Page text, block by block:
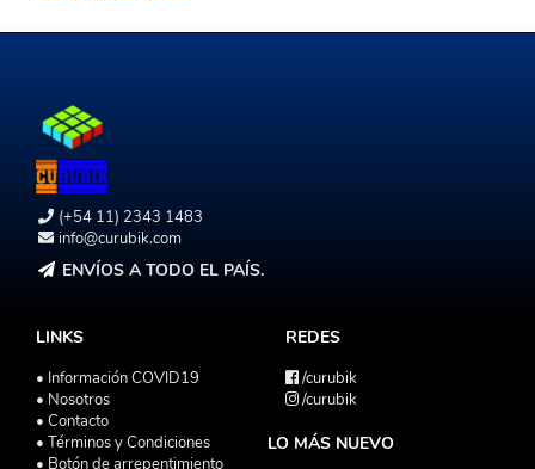
(+54 11) 2343 1483
info@curubik.com
ENVÍOS A TODO EL PAÍS.
LINKS
• Información COVID19
• Nosotros
• Contacto
• Términos y Condiciones
• Botón de arrepentimiento
REDES
/curubik
/curubik
LO MÁS NUEVO